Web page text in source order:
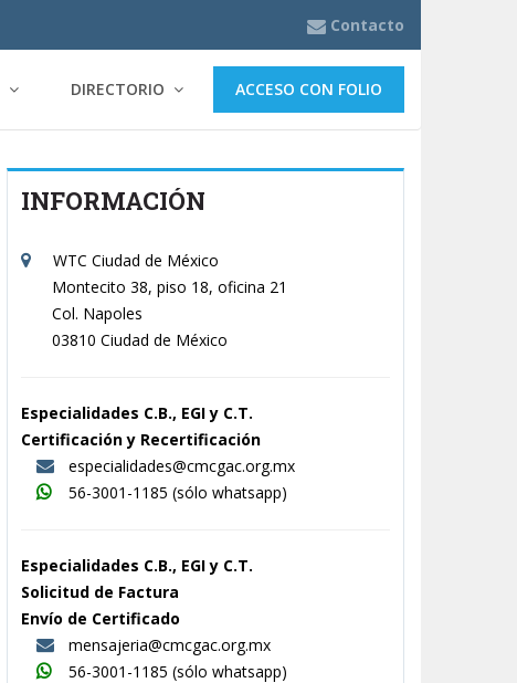
Contacto
DIRECTORIO ACCESO CON FOLIO
INFORMACIÓN
WTC Ciudad de México
Montecito 38, piso 18, oficina 21
Col. Napoles
03810 Ciudad de México
Especialidades C.B., EGI y C.T.
Certificación y Recertificación
especialidades@cmcgac.org.mx
56-3001-1185 (sólo whatsapp)
Especialidades C.B., EGI y C.T.
Solicitud de Factura
Envío de Certificado
mensajeria@cmcgac.org.mx
56-3001-1185 (sólo whatsapp)